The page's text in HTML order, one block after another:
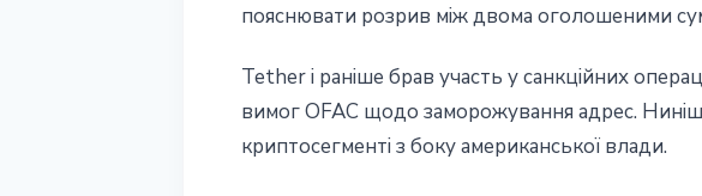
пояснювати розрив між двома оголошеними
Tether і раніше брав участь у санкційних
вимог OFAC щодо заморожування адрес.
криптосегменті з боку американської влади.